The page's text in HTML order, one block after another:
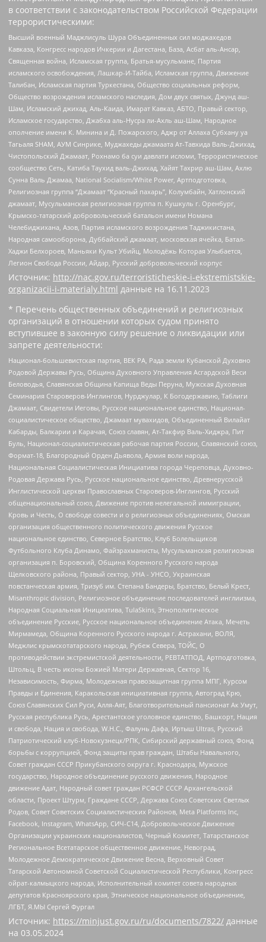
в соответствии с законодательством Российской Федерации
террористическими:
Высший военный Маджлисуль Шура Объединенных сил моджахедов
Кавказа, Конгресс народов Ичкерии и Дагестана, База, Асбат аль-Ансар,
Священная война, Исламская группа, Братья-мусульмане, Партия
исламского освобождения, Лашкар-И-Тайба, Исламская группа, Движение
Талибан, Исламская партия Туркестана, Общество социальных реформ,
Общество возрождения исламского наследия, Дом двух святых, Джунд аш-
Шам, Исламский джихад, Аль-Каида, Имарат Кавказ, АБТО, Правый сектор,
Исламское государство, Джабха аль-Нусра ли-Ахль аш-Шам, Народное
ополчение имени К. Минина и Д. Пожарского, Аджр от Аллаха Субхану уа
Тагьаля SHAM, АУМ Синрике, Муджахеды джамаата Ат-Тавхида Валь-Джихад,
Чистопольский Джамаат, Рохнамо ба суи давлати исломи, Террористическое
сообщество Сеть, Катиба Таухид валь-Джихад, Хайят Тахрир аш-Шам, Ахлю
Сунна Валь Джамаа, National Socialism/White Power, Артподготовка,
Религиозная группа “Джамаат “Красный пахарь”, Колумбайн, Хатлонский
джамаат, Мусульманская религиозная группа п. Кушкуль г. Оренбург,
Крымско-татарский добровольческий батальон имени Номана
Челебиджихана, Азов, Партия исламского возрождения Таджикистана,
Народная самооборона, Дуббайский джамаат, московская ячейка, Батал-
Хаджи Белхороев, Маньяки Культ Убийц, Молодёжь Которая Улыбается,
Легион Свобода России, Айдар, Русский добровольческий корпус
Источник: http://nac.gov.ru/terroristicheskie-i-ekstremistskie-
organizacii-i-materialy.html данные на 16.11.2023
* Перечень общественных объединений и религиозных
организаций в отношении которых судом принято
вступившее в законную силу решение о ликвидации или
запрете деятельности:
Национал-большевистская партия, ВЕК РА, Рада земли Кубанской Духовно
Родовой Державы Русь, Община Духовного Управления Асгардской Веси
Беловодья, Славянская Община Капища Веды Перуна, Мужская Духовная
Семинария Староверов-Инглингов, Нурджулар, К Богодержавию, Таблиги
Джамаат, Свидетели Иеговы, Русское национальное единство, Национал-
социалистическое общество, Джамаат мувахидов, Объединенный Вилайат
Кабарды, Балкарии и Карачая, Союз славян, Ат-Такфир Валь-Хиджра, Пит
Буль, Национал-социалистическая рабочая партия России, Славянский союз,
Формат-18, Благородный Орден Дьявола, Армия воли народа,
Национальная Социалистическая Инициатива города Череповца, Духовно-
Родовая Держава Русь, Русское национальное единство, Древнерусской
Инглистической церкви Православных Староверов-Инглингов, Русский
общенациональный союз, Движение против нелегальной иммиграции,
Кровь и Честь, О свободе совести и о религиозных объединениях, Омская
организация общественного политического движения Русское
национальное единство, Северное Братство, Клуб Болельщиков
Футбольного Клуба Динамо, Файзрахманисты, Мусульманская религиозная
организация п. Боровский, Община Коренного Русского народа
Щелковского района, Правый сектор, УНА - УНСО, Украинская
повстанческая армия, Тризуб им. Степана Бандеры, Братство, Белый Крест,
Misanthropic division, Религиозное объединение последователей инглиизма,
Народная Социальная Инициатива, TulaSkins, Этнополитическое
объединение Русские, Русское национальное объединение Атака, Мечеть
Мирмамеда, Община Коренного Русского народа г. Астрахани, ВОЛЯ,
Меджлис крымскотатарского народа, Рубеж Севера, ТОЙС, О
противодействии экстремистской деятельности, РЕВТАТПОД, Артподготовка,
Штольц, В честь иконы Божией Матери Державная, Сектор 16,
Независимость, Фирма, Молодежная правозащитная группа МПГ, Курсом
Правды и Единения, Каракольская инициативная группа, Автоград Крю,
Союз Славянских Сил Руси, Алля-Аят, Благотворительный пансионат Ак Умут,
Русская республика Русь, Арестантское уголовное единство, Башкорт, Нация
и свобода, Нация и свобода, W.H.С., Фалунь Дафа, Иртыш Ultras, Русский
Патриотический клуб-Новокузнецк/РПК, Сибирский державный союз, Фонд
борьбы с коррупцией, Фонд защиты прав граждан, Штабы Навального,
Совет граждан СССР Прикубанского округа г. Краснодара, Мужское
государство, Народное объединение русского движения, Народное
движение Адат, Народный совет граждан РСФСР СССР Архангельской
области, Проект Штурм, Граждане СССР, Держава Союз Советских Светлых
Родов, Совет Советских Социалистических Районов, Meta Platforms Inc,
Facebook, Instagram, WhatsApp, СИЧ-С14, Добровольческое Движение
Организации украинских националистов, Черный Комитет, Татарстанское
Региональное Всетатарское общественное движение, Невоград,
Молодежное Демократическое Движение Весна, Верховный Совет
Татарской Автономной Советской Социалистической Республики, Конгресс
ойрат-калмыцкого народа, Исполнительный комитет совета народных
депутатов Красноярского края, Этническое национальное объединение,
ЛГБТ, Я.МЫ Сергей Фургал
Источник: https://minjust.gov.ru/ru/documents/7822/ данные
на 03.05.2024